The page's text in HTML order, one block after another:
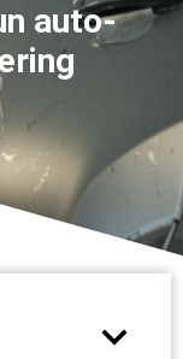
auto-